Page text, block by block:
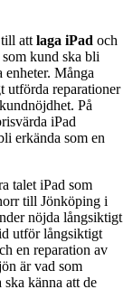
att laga iPad och
kund ska bli
Många
utförda reparationer
På
iPad
erkända som en
talet iPad som
till Jönköping i
nöjda långsiktigt
utför långsiktigt
en reparation av
är vad som
känna att de